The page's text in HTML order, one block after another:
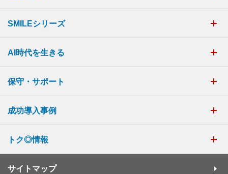
SMILEシリーズ
AI時代を生きる
保守・サポート
成功導入事例
トク◎情報
サイトマップ